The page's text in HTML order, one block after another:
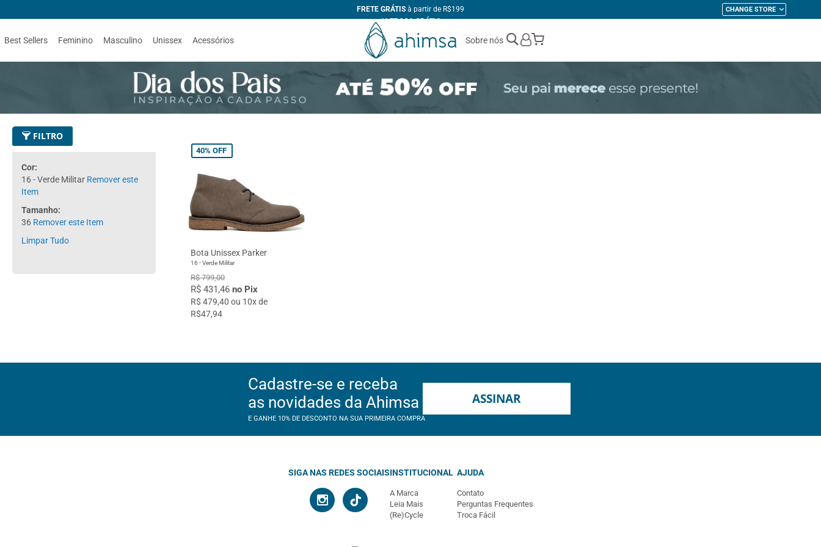
FRETE GRÁTIS à partir de R$199
1ª TROCA GRÁTIS
ATÉ 10X
SEM JUROS
+10% DE DESCONTO no PIX
FABRICAÇÃO PRÓPRIA
CHANGE STORE
Best Sellers Feminino Masculino Unissex Acessórios Sobre nós
My Cart
FILTRO
Cor
16 - Verde Militar Remover este
Item
Tamanho
36 Remover este Item
Limpar Tudo
40% OFF
Bota Unissex Parker
16 - Verde Militar
R$ 799,00
R$ 431,46 no Pix
R$ 479,40 ou 10x de
R$47,94
Cadastre-se e receba
as novidades da Ahimsa
E GANHE 10% DE DESCONTO NA SUA PRIMEIRA COMPRA
ASSINAR
SIGA NAS REDES SOCIAISINSTITUCIONAL
A Marca
Leia Mais
(Re)Cycle
AJUDA
Contato
Perguntas Frequentes
Troca Fácil